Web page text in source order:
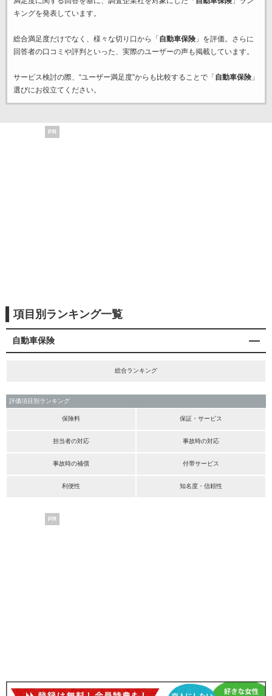
キングを発表しています。
総合満足度だけでなく、様々な切り口から「 自動車保険」を評価。さらに
回答者の口コミや評判といった、実際のユーザーの声も掲載しています。
サービス検討の際、“ユーザー満足度”からも比較することで「 自動車保険」
選びにお役立てください。
PR
項目別ランキング一覧
自動車保険
総合ランキング
評価項目別ランキング
保険料 保証・サービス
担当者の対応 事故時の対応
事故時の補償 付帯サービス
利便性 知名度・信頼性
PR